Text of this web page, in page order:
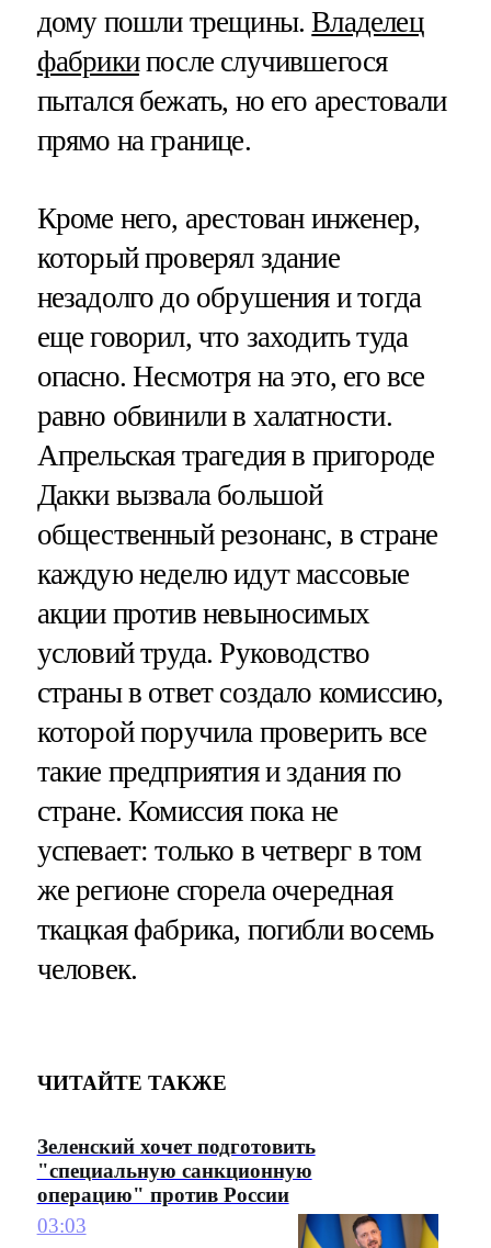
дому пошли трещины.Владелец
фабрикипосле случившегося
пытался бежать, но его арестовали
прямо на границе.
Кроме него, арестован инженер,
который проверял здание
незадолго до обрушения и тогда
еще говорил, что заходить туда
опасно. Несмотря на это, его все
равно обвинили в халатности.
Апрельская трагедия в пригороде
Дакки вызвала большой
общественный резонанс, в стране
каждую неделю идут массовые
акции против невыносимых
условий труда. Руководство
страны в ответ создало комиссию,
которой поручила проверить все
такие предприятия и здания по
стране. Комиссия пока не
успевает: только в четверг в том
же регионе сгорела очередная
ткацкая фабрика, погибли восемь
человек.
ЧИТАЙТЕ ТАКЖЕ
Зеленский хочет подготовить
"специальную санкционную
операцию" против России
03:03